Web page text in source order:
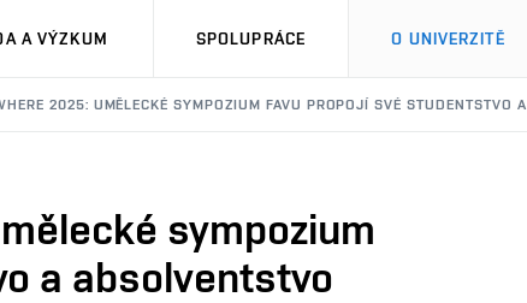
A VÝZKUM SPOLUPRÁCE O UNIVERZITĚ
2025: UMĚLECKÉ SYMPOZIUM FAVU PROPOJÍ SVÉ STUDENTSTVO
sympozium
a absolventstvo